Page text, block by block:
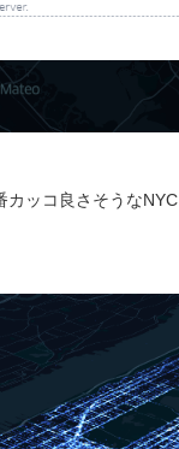
ッコ良さそうなNYC